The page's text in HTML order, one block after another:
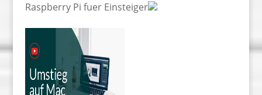
Raspberry Pi fuer Einsteiger